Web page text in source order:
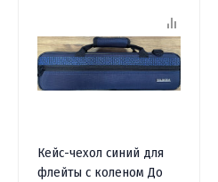
Кейс-чехол синий для
флейты с коленом До